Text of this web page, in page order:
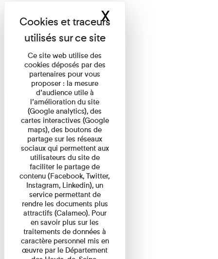
Ce site web utilise des
cookies déposés par des
partenaires pour vous
proposer : la mesure
d’audience utile à
l’amélioration du site
(Google analytics), des
cartes interactives (Google
maps), des boutons de
partage sur les réseaux
sociaux qui permettent aux
utilisateurs du site de
faciliter le partage de
contenu (Facebook, Twitter,
Instagram, Linkedin), un
service permettant de
rendre les documents plus
attractifs (Calameo). Pour
en savoir plus sur les
traitements de données à
caractère personnel mis en
œuvre par le Département
XMasquer le